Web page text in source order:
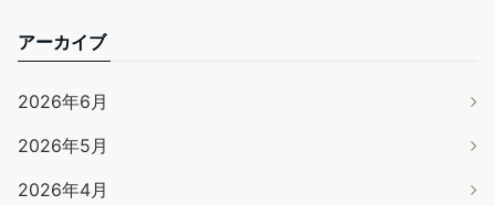
アーカイブ
2026年6月
2026年5月
2026年4月